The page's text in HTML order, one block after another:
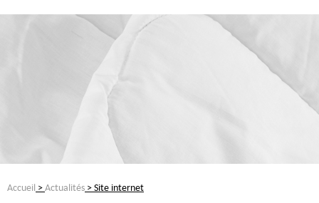
Accueil >Actualités > Site internet